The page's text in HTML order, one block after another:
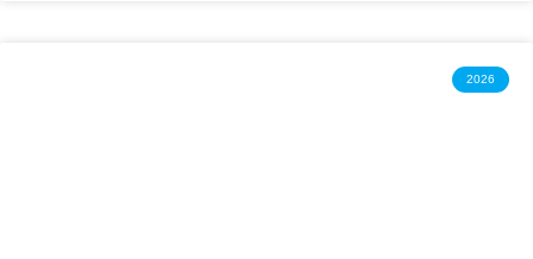
2026